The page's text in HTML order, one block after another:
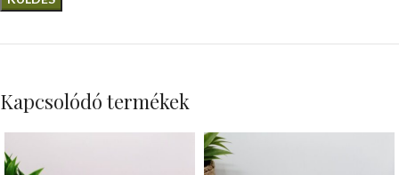
Kapcsolódó termékek